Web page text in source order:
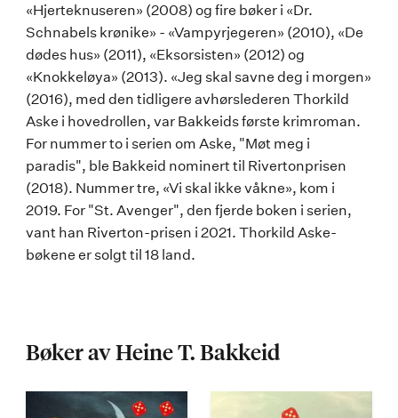
«Hjerteknuseren» (2008) og fire bøker i «Dr.
Schnabels krønike» - «Vampyrjegeren» (2010), «De
dødes hus» (2011), «Eksorsisten» (2012) og
«Knokkeløya» (2013). «Jeg skal savne deg i morgen»
(2016), med den tidligere avhørslederen Thorkild
Aske i hovedrollen, var Bakkeids første krimroman.
For nummer to i serien om Aske, "Møt meg i
paradis", ble Bakkeid nominert til Rivertonprisen
(2018). Nummer tre, «Vi skal ikke våkne», kom i
2019. For "St. Avenger", den fjerde boken i serien,
vant han Riverton-prisen i 2021. Thorkild Aske-
bøkene er solgt til 18 land.
Bøker av Heine T. Bakkeid